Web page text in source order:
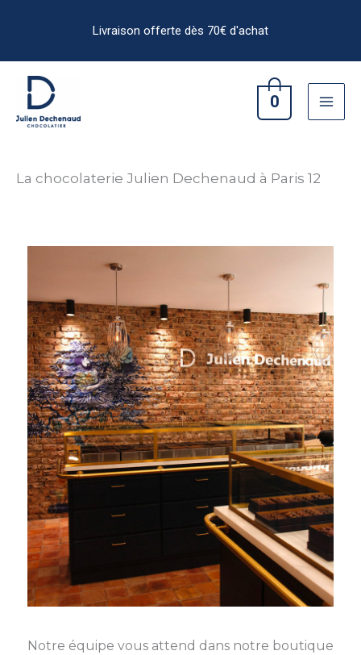
contenu
0
La chocolaterie Julien Dechenaud à Paris 12
Notre équipe vous attend dans notre boutique